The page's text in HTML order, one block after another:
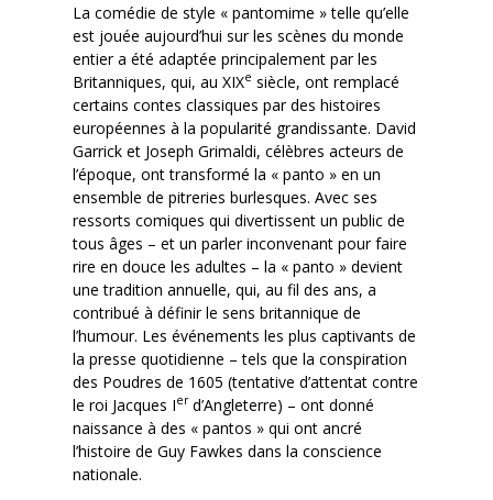
La comédie de style « pantomime » telle qu’elle
est jouée aujourd’hui sur les scènes du monde
entier a été adaptée principalement par les
Britanniques, qui, au XIXe siècle, ont remplacé
certains contes classiques par des histoires
européennes à la popularité grandissante. David
Garrick et Joseph Grimaldi, célèbres acteurs de
l’époque, ont transformé la « panto » en un
ensemble de pitreries burlesques. Avec ses
ressorts comiques qui divertissent un public de
tous âges – et un parler inconvenant pour faire
rire en douce les adultes – la « panto » devient
une tradition annuelle, qui, au fil des ans, a
contribué à définir le sens britannique de
l’humour. Les événements les plus captivants de
la presse quotidienne – tels que la conspiration
des Poudres de 1605 (tentative d’attentat contre
le roi Jacques Ierd’Angleterre) – ont donné
naissance à des « pantos » qui ont ancré
l’histoire de Guy Fawkes dans la conscience
nationale.